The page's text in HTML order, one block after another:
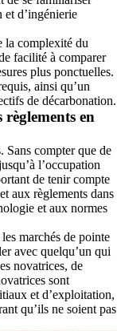
et d’ingénierie
la complexité du
facilité à comparer
plus ponctuelles.
ainsi qu’un
de décarbonation.
règlements en
Sans compter que de
l’occupation
de tenir compte
aux règlements dans
et aux normes
marchés de pointe
avec quelqu’un qui
novatrices, de
sont
et d’exploitation,
qu’ils ne soient pas